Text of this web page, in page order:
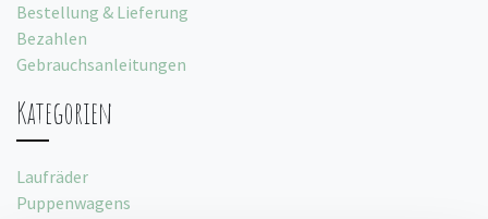
Bestellung & Lieferung
Bezahlen
Gebrauchsanleitungen
Kategorien
Laufräder
Puppenwagens